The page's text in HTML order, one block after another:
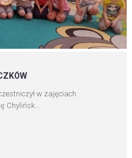
w zajęciach
Chylińsk...